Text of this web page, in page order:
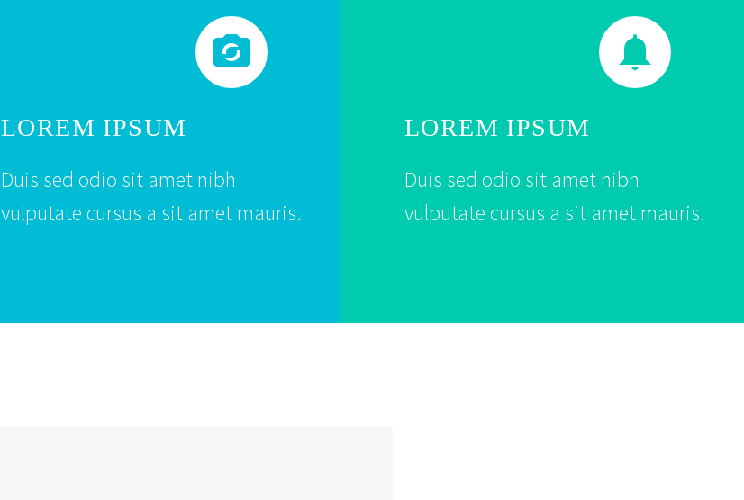


LOREM IPSUM
Duis sed odio sit amet nibh
vulputate cursus a sit amet mauris.


LOREM IPSUM
Duis sed odio sit amet nibh
vulputate cursus a sit amet mauris.